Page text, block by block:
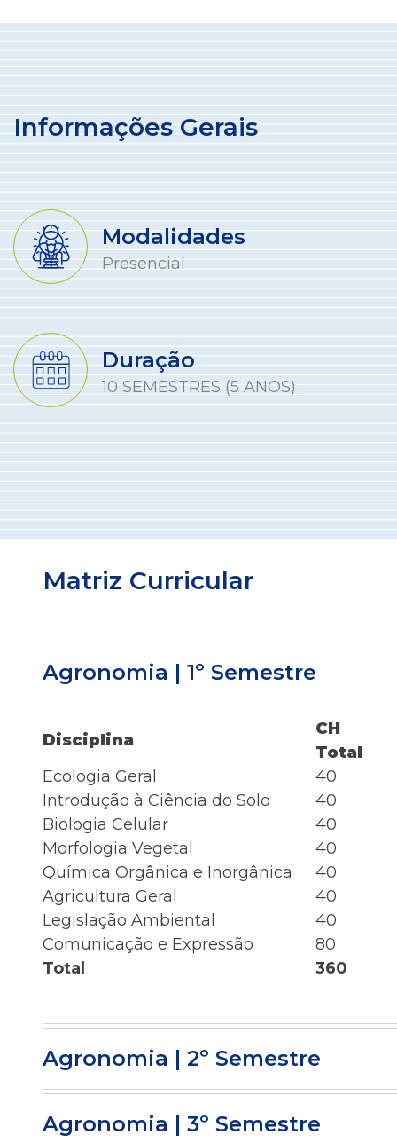
Informações Gerais
Modalidades
Presencial
Duração
10 SEMESTRES (5 ANOS)
Matriz Curricular
Agronomia | 1º Semestre
Disciplina
CH
Total
Ecologia Geral
40
Introdução à Ciência do Solo
40
Biologia Celular
40
Morfologia Vegetal
40
Química Orgânica e Inorgânica
40
Agricultura Geral
40
Legislação Ambiental
40
Comunicação e Expressão
80
Total
360
Agronomia | 2º Semestre
Agronomia | 3º Semestre